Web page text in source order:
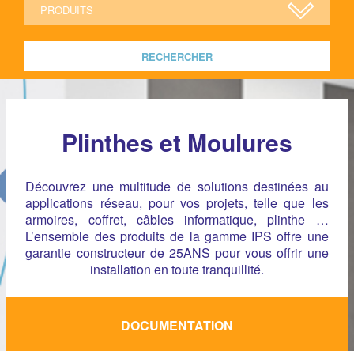
RECHERCHER
Plinthes et Moulures
Découvrez une multitude de solutions destinées au
applications réseau, pour vos projets, telle que les
armoires, coffret, câbles informatique, plinthe …
L’ensemble des produits de la gamme IPS offre une
garantie constructeur de 25ANS pour vous offrir une
installation en toute tranquillité.
DOCUMENTATION